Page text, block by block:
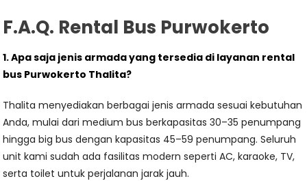
F.A.Q. Rental Bus Purwokerto
1. Apa saja jenis armada yang tersedia di layanan rental
bus Purwokerto Thalita?
Thalita menyediakan berbagai jenis armada sesuai kebutuhan
Anda, mulai dari medium bus berkapasitas 30–35 penumpang
hingga big bus dengan kapasitas 45–59 penumpang. Seluruh
unit kami sudah ada fasilitas modern seperti AC, karaoke, TV,
serta toilet untuk perjalanan jarak jauh.